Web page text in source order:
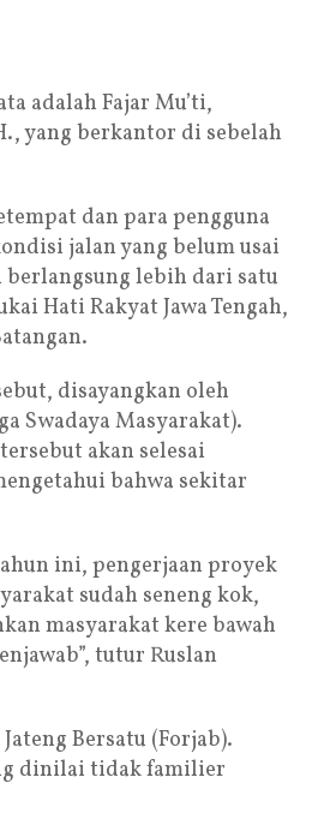
adalah Fajar Mu’ti,
yang berkantor di sebelah
dan para pengguna
jalan yang belum usai
berlangsung lebih dari satu
Hati Rakyat Jawa Tengah,
disayangkan oleh
Swadaya Masyarakat).
akan selesai
bahwa sekitar
ini, pengerjaan proyek
sudah seneng kok,
masyarakat kere bawah
tutur Ruslan
Bersatu (Forjab).
dinilai tidak familier